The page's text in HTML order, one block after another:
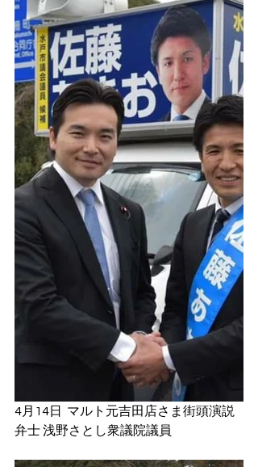
4月14日  マルト元吉田店さま街頭演説
弁士 浅野さとし衆議院議員